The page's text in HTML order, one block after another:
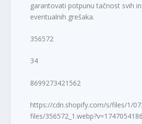
garantovati potpunu tačnost svih
eventualnih grešaka.
356572
34
8699273421562
https://cdn.shopify.com/s/files/1/
files/356572_1.webp?v=1747054186